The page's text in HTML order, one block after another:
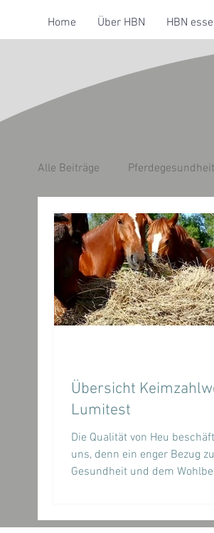
Home Über HBN HBN
Alle Beiträge
Übersicht
Lumitest
Die Qualität von Heu
uns, denn ein enger Bezug
Gesundheit und dem